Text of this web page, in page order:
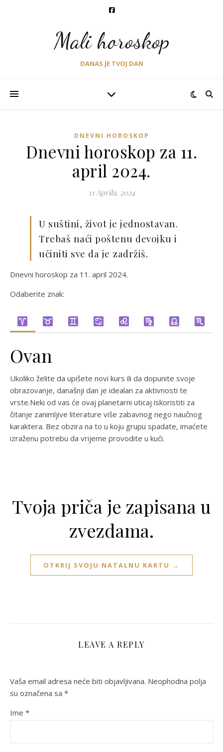
Mali horoskop
DANAS JE TVOJ DAN
DNEVNI HOROSKOP
Dnevni horoskop za 11.
april 2024.
11 Aprila, 2024
U suštini, život je jednostavan.
Trebaš naći poštenu devojku i
učiniti sve da je zadržiš.
Dnevni horoskop za 11. april 2024.
Odaberite znak:
Ovan
Ukoliko želite da upišete novi kurs ili da dopunite svoje
obrazovanje, današnji dan je idealan za aktivnosti te
vrste.Neki od vas će ovaj planetarni uticaj iskoristiti za
čitanje zanimljive literature više zabavnog nego naučnog
karaktera. Bez obzira na to u koju grupu spadate, imaćete
izraženu potrebu da vrijeme provodite u kući.
Tvoja priča je zapisana u
zvezdama.
OTKRIJ SVOJU NATALNU KARTU →
LEAVE A REPLY
Vaša email adresa neće biti objavljivana. Neophodna polja
su označena sa *
Ime *